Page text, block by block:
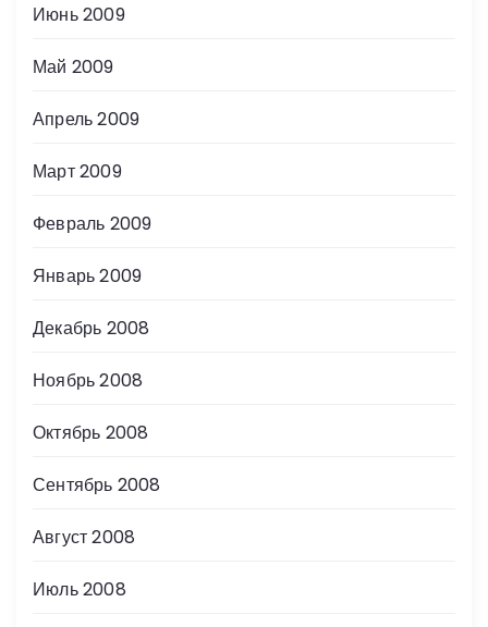
Июнь 2009
Май 2009
Апрель 2009
Март 2009
Февраль 2009
Январь 2009
Декабрь 2008
Ноябрь 2008
Октябрь 2008
Сентябрь 2008
Август 2008
Июль 2008